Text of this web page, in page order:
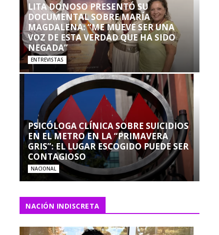
LITA DONOSO PRESENTÓ SU
DOCUMENTAL SOBRE MARÍA
MAGDALENA: “ME MUEVE SER UNA
VOZ DE ESTA VERDAD QUE HA SIDO
NEGADA”
ENTREVISTAS
PSICÓLOGA CLÍNICA SOBRE SUICIDIOS
EN EL METRO EN LA “PRIMAVERA
GRIS”: EL LUGAR ESCOGIDO PUEDE SER
CONTAGIOSO
NACIONAL
NACIÓN INDISCRETA